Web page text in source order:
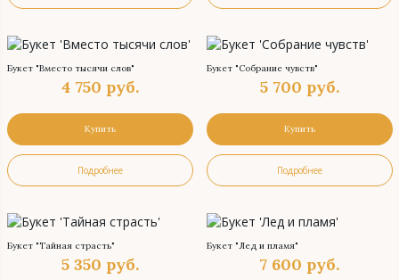
Букет "Вместо тысячи слов"
4 750 руб.
Купить
Подробнее
Букет "Собрание чувств"
5 700 руб.
Купить
Подробнее
Букет "Тайная страсть"
5 350 руб.
Букет "Лед и пламя"
7 600 руб.